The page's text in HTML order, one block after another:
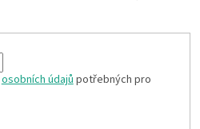
osobních údajůpotřebných pro